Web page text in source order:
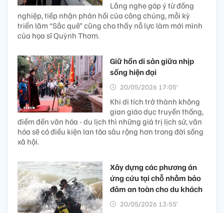
Lắng nghe góp ý từ đồng
nghiệp, tiếp nhận phản hồi của công chúng, mỗi kỳ
triển lãm “Sắc quê” cũng cho thấy nỗ lực làm mới mình
của họa sĩ Quỳnh Thơm.
Giữ hồn di sản giữa nhịp
sống hiện đại
20/05/2026 17:05’
Khi di tích trở thành không
gian giáo dục truyền thống,
điểm đến văn hóa - du lịch thì những giá trị lịch sử, văn
hóa sẽ có điều kiện lan tỏa sâu rộng hơn trong đời sống
xã hội.
Xây dựng các phương án
ứng cứu tại chỗ nhằm bảo
đảm an toàn cho du khách
20/05/2026 13:55’